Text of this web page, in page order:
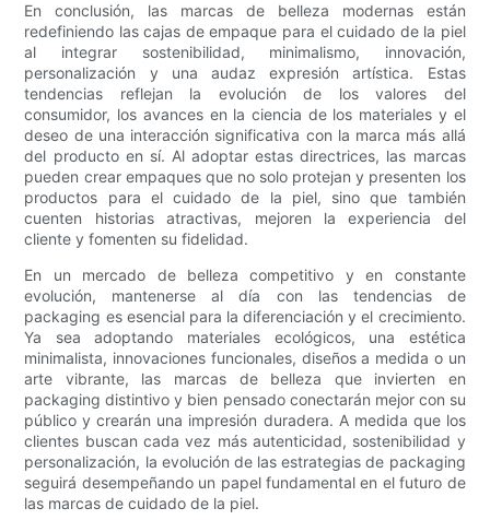
En conclusión, las marcas de belleza modernas están
redefiniendo las cajas de empaque para el cuidado de la piel
al integrar sostenibilidad, minimalismo, innovación,
personalización y una audaz expresión artística. Estas
tendencias reflejan la evolución de los valores del
consumidor, los avances en la ciencia de los materiales y el
deseo de una interacción significativa con la marca más allá
del producto en sí. Al adoptar estas directrices, las marcas
pueden crear empaques que no solo protejan y presenten los
productos para el cuidado de la piel, sino que también
cuenten historias atractivas, mejoren la experiencia del
cliente y fomenten su fidelidad.
En un mercado de belleza competitivo y en constante
evolución, mantenerse al día con las tendencias de
packaging es esencial para la diferenciación y el crecimiento.
Ya sea adoptando materiales ecológicos, una estética
minimalista, innovaciones funcionales, diseños a medida o un
arte vibrante, las marcas de belleza que invierten en
packaging distintivo y bien pensado conectarán mejor con su
público y crearán una impresión duradera. A medida que los
clientes buscan cada vez más autenticidad, sostenibilidad y
personalización, la evolución de las estrategias de packaging
seguirá desempeñando un papel fundamental en el futuro de
las marcas de cuidado de la piel.